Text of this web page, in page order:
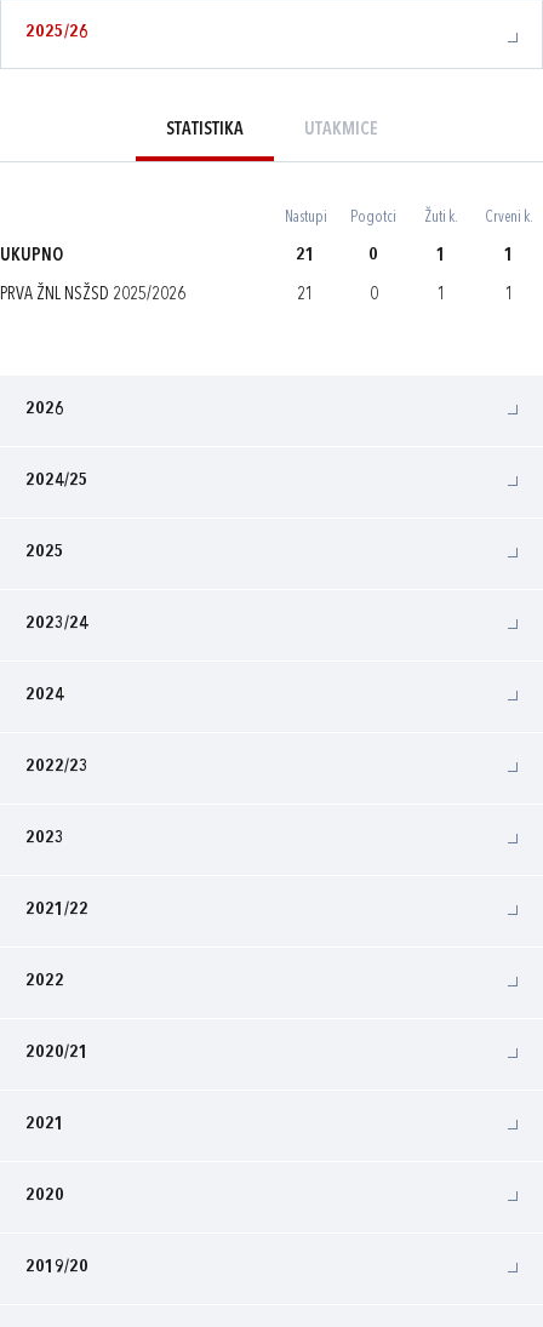
2025/26
STATISTIKA UTAKMICE
Nastupi Pogotci Žuti k. Crveni k.
UKUPNO 21 0 1 1
PRVA ŽNL NSŽSD 2025/2026 21 0 1 1
2026
2024/25
2025
2023/24
2024
2022/23
2023
2021/22
2022
2020/21
2021
2020
2019/20